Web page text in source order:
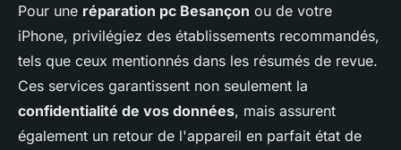
Pour une réparation pc Besançon ou de votre
iPhone, privilégiez des établissements recommandés,
tels que ceux mentionnés dans les résumés de revue.
Ces services garantissent non seulement la
confidentialité de vos données, mais assurent
également un retour de l'appareil en parfait état de